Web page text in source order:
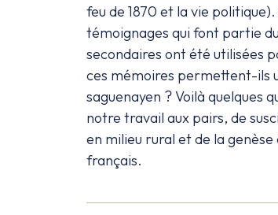
feu de 1870 et la vie
témoignages qui font partie
secondaires ont été utilisées
ces mémoires permettent-ils
saguenayen ? Voilà quelques
notre travail aux pairs, de
en milieu rural et de la
français.